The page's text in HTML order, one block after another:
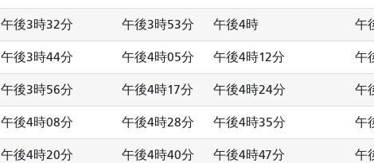
午後3時32分 午後3時53分 午後4時 午
午後3時44分 午後4時05分 午後4時12分 午
午後3時56分 午後4時17分 午後4時24分 午
午後4時08分 午後4時28分 午後4時35分 午
午後4時20分 午後4時40分 午後4時47分 午